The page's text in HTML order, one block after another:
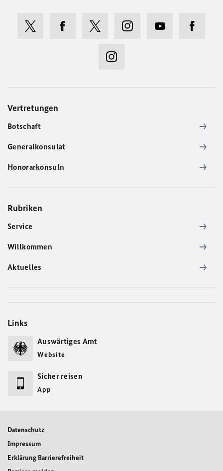
Vertretungen
Botschaft
Generalkonsulat
Honorarkonsuln
Rubriken
Service
Willkommen
Aktuelles
Links
Auswärtiges Amt
Website
Sicher reisen
App
Datenschutz
Impressum
Erklärung Barrierefreiheit